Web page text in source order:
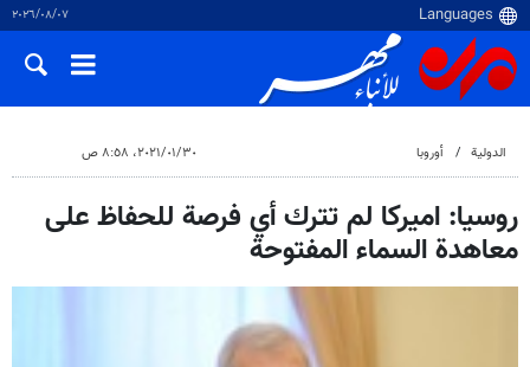
٠٧‏/٠٨‏/٢٠٢٦
الدولية أوروبا ٣٠‏/٠١‏/٢٠٢١، ٨:٥٨ ص
روسيا: اميركا لم تترك أي فرصة للحفاظ على
معاهدة السماء المفتوحة